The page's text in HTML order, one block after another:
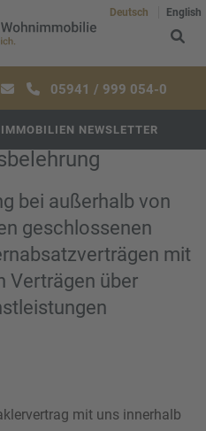
Deutsch English
05941 / 999 054-0
IMMOBILIEN NEWSLETTER
bei außerhalb von
geschlossenen
mit
Verträgen über
mit uns innerhalb